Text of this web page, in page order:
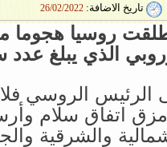
تاريخ الاضافة:
26/02/2022
روسيا هجوما
الذي يبلغ عدد سكانه 44
الروسي
مزق اتفاق سلام
والشرقية